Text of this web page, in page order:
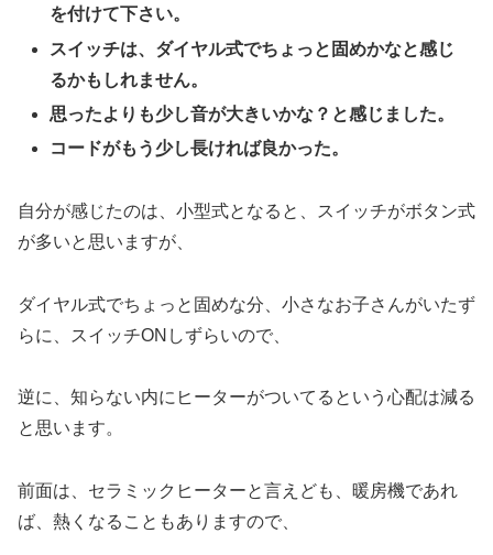
を付けて下さい。
スイッチは、ダイヤル式でちょっと固めかなと感じ
るかもしれません。
思ったよりも少し音が大きいかな？と感じました。
コードがもう少し長ければ良かった。
自分が感じたのは、小型式となると、スイッチがボタン式
が多いと思いますが、
ダイヤル式でちょっと固めな分、小さなお子さんがいたず
らに、スイッチONしずらいので、
逆に、知らない内にヒーターがついてるという心配は減る
と思います。
前面は、セラミックヒーターと言えども、暖房機であれ
ば、熱くなることもありますので、